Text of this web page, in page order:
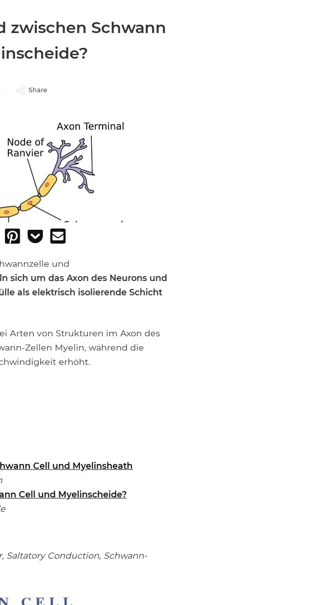
zwischen Schwann
Share
Post
Pin
Add
Pocket
und
sich um das Axon des Neurons und
als elektrisch isolierende Schicht
Arten von Strukturen im Axon des
Zellen Myelin, während die
erhöht.
Cell und Myelinsheath
Cell und Myelinscheide?
Saltatory Conduction, Schwann-